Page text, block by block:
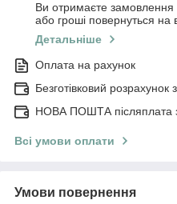
Ви отримаєте замовлення
або гроші повернуться на
Детальніше
Оплата на рахунок
Безготівковий розрахунок
НОВА ПОШТА післяплата
Всі умови оплати
Умови повернення